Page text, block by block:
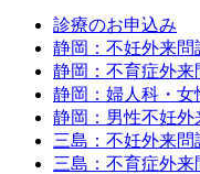
診療のお申込み
静岡：不妊外来問
静岡：不育症外来
静岡：婦人科・
静岡：男性不妊外
三島：不妊外来問
三島：不育症外来